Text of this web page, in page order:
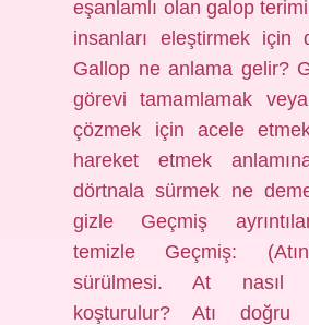
eşanlamlı olan galop
insanları eleştirmek için
Gallop ne anlama gelir?
görevi tamamlamak
çözmek için acele
hareket etmek
dörtnala sürmek ne
gizle Geçmiş
temizle Geçmiş:
sürülmesi. At nasıl
koşturulur? Atı